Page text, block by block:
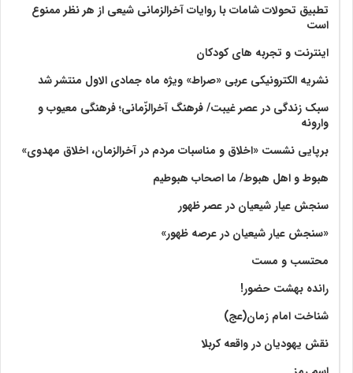
تطبیق تحولات شامات با روایات آخرالزمانی شیعی از هر نظر ممنوع
است
اینترنت و تجربه های کودکان
نشریه الکترونیکی عربی «صراط» ویژه ماه جمادی الاول منتشر شد
سبک زندگی در عصر غیبت/ فرهنگ آخرالزّمانی؛ فرهنگی معیوب و
وارونه
برپایی نشست «اخلاق و مناسبات مردم در آخرالزمان، اخلاق مهدوی»
هبوط و اهل هبوط/ ما اصحاب هبوطیم
سنجش عیار شیعیان در عصر ظهور
«سنجش عیار شیعیان در عرصه ظهور»
محتسب و مست
رانده بهشت‌ حضور!
شناخت امام زمان(عج)
نقش یهودیان در واقعه کربلا